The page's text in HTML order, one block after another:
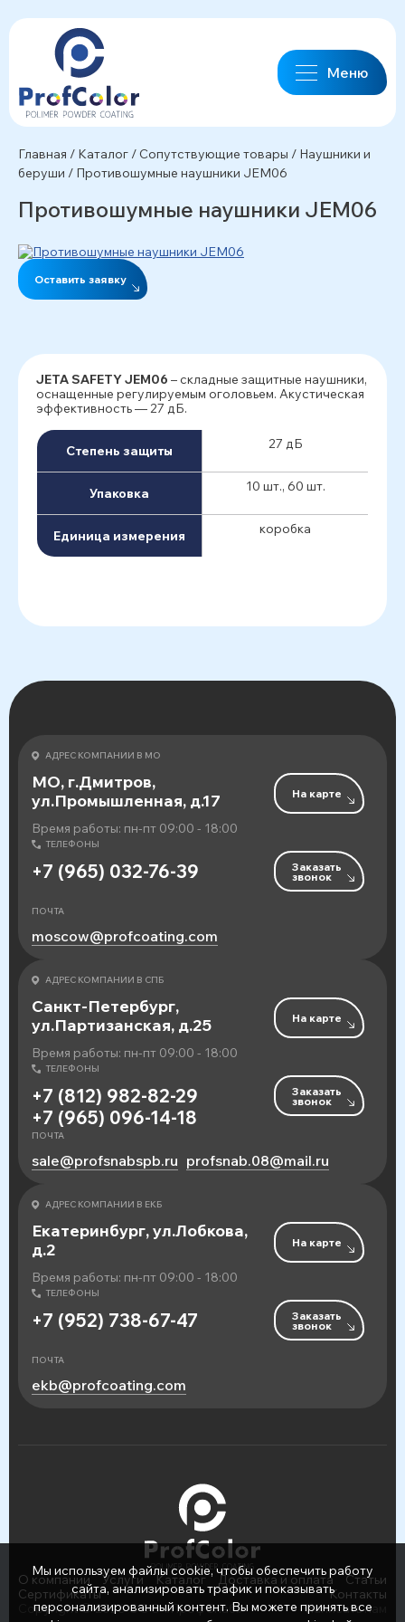
Меню
Главная / Каталог / Сопутствующие товары / Наушники и
беруши / Противошумные наушники JEM06
Противошумные наушники JEM06
Оставить заявку
JETA SAFETY JEM06 – складные защитные наушники,
оснащенные регулируемым оголовьем. Акустическая
эффективность — 27 дБ.
Степень защиты 27 дБ
Упаковка 10 шт., 60 шт.
Единица измерения коробка
АДРЕС КОМПАНИИ В МО
МО, г.Дмитров,
ул.Промышленная, д.17
Время работы: пн-пт 09:00 - 18:00
На карте
ТЕЛЕФОНЫ
+7 (965) 032-76-39 Заказать
звонок
ПОЧТА
moscow@profcoating.com
АДРЕС КОМПАНИИ В СПБ
Санкт-Петербург,
ул.Партизанская, д.25
Время работы: пн-пт 09:00 - 18:00
На карте
ТЕЛЕФОНЫ
+7 (812) 982-82-29
+7 (965) 096-14-18
Заказать
звонок
ПОЧТА
sale@profsnabspb.ru profsnab.08@mail.ru
АДРЕС КОМПАНИИ В ЕКБ
Екатеринбург, ул.Лобкова,
д.2
Время работы: пн-пт 09:00 - 18:00
На карте
ТЕЛЕФОНЫ
+7 (952) 738-67-47 Заказать
звонок
ПОЧТА
ekb@profcoating.com
О компании Услуги Каталог Доставка и оплата
Статьи
Сертификаты
Контакты
Copyright © 2026 ООО «ПрофСнаб»
Написать нам
Мы используем файлы cookie, чтобы обеспечить работу
сайта, анализировать трафик и показывать
персонализированный контент. Вы можете принять все